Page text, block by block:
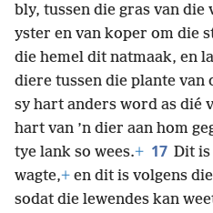
bly, tussen die gras van die
yster en van koper om die
die hemel dit natmaak, en
diere tussen die plante van
sy hart anders word as dié
hart van ’n dier aan hom
tye lank so wees.+ 17 Dit is
wagte,+ en dit is volgens
sodat die lewendes kan